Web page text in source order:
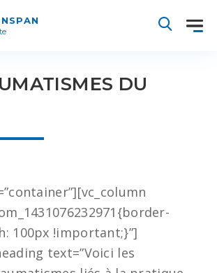
DU
100px !important;}”]
text=”Voici les